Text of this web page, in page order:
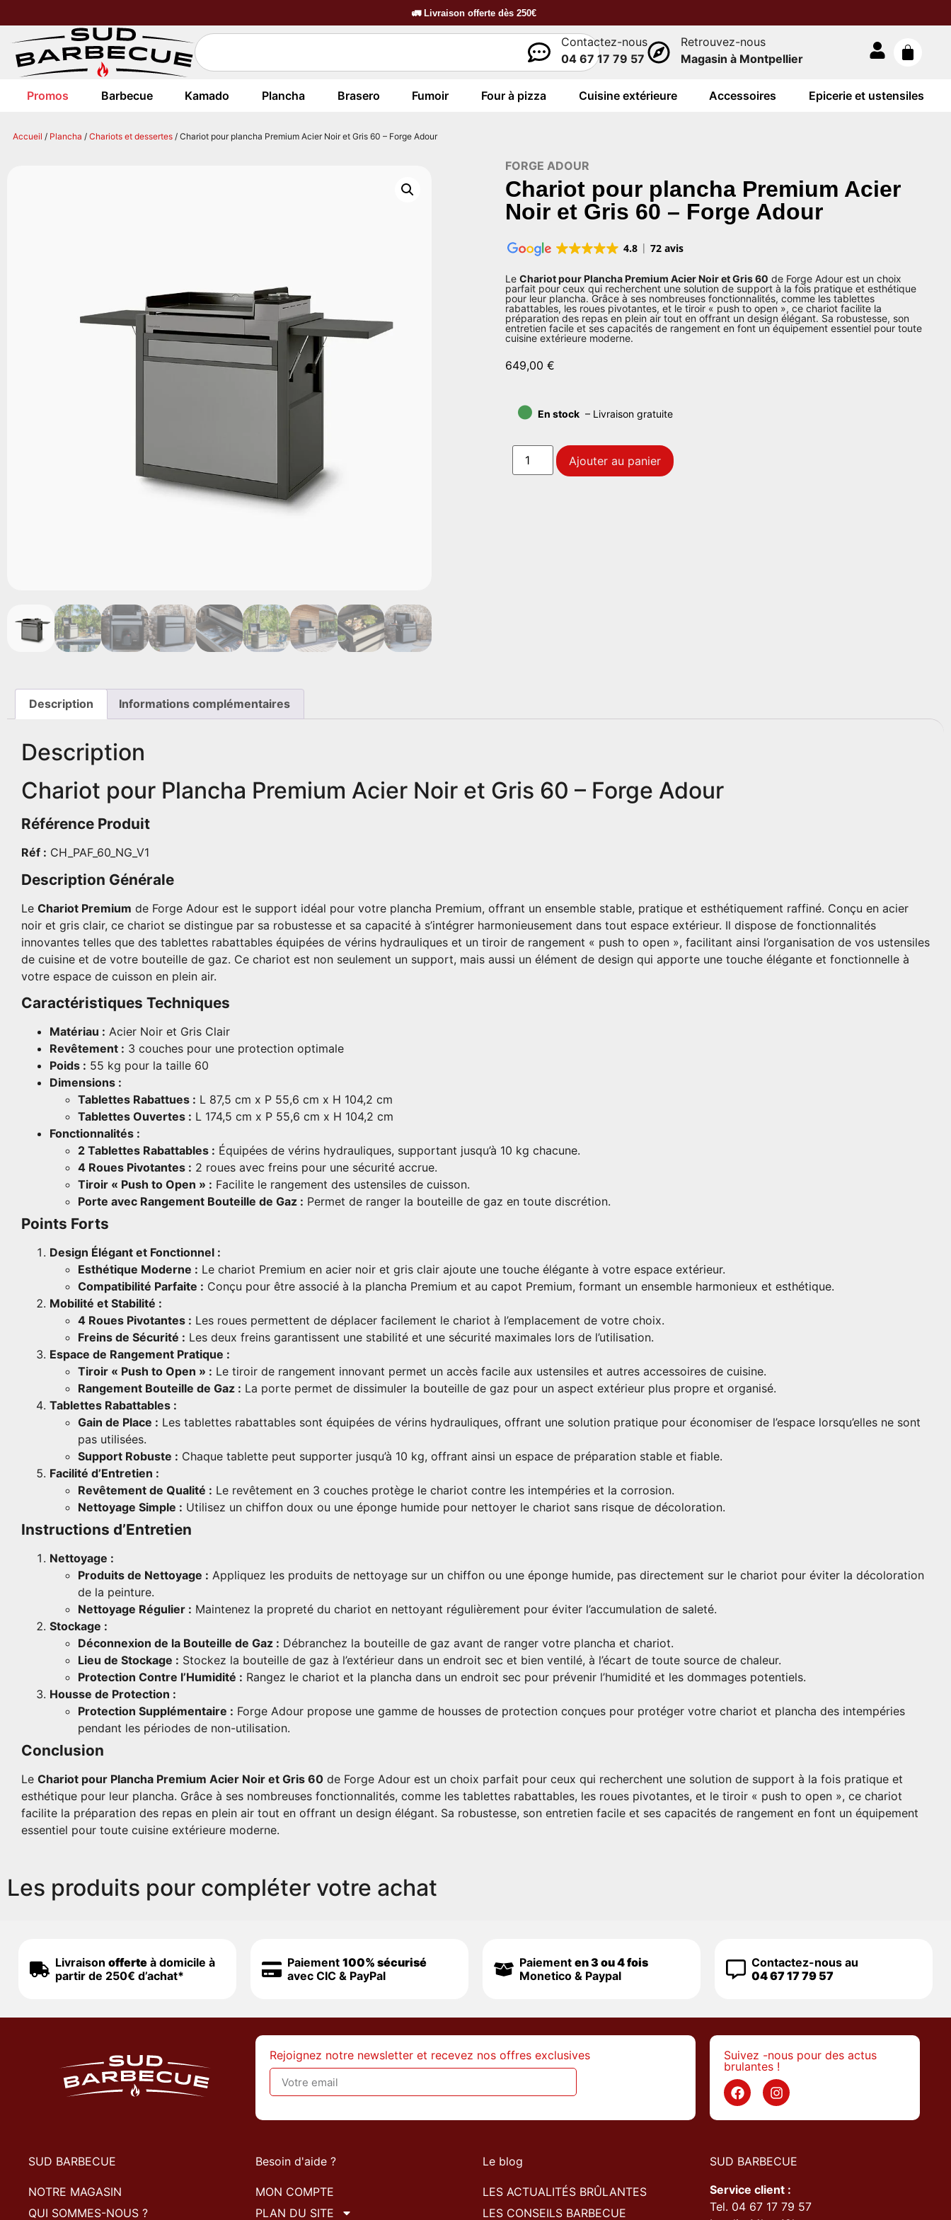
🚛 Livraison offerte dès 250€
Contactez-nous
04 67 17 79 57
Retrouvez-nous
Magasin à Montpellier
Promos Barbecue Kamado Plancha Brasero Fumoir Four à pizza Cuisine extérieure Accessoires Epicerie et ustensiles
Accueil / Plancha / Chariots et dessertes / Chariot pour plancha Premium Acier Noir et Gris 60 – Forge Adour
FORGE ADOUR
Chariot pour plancha Premium Acier
Noir et Gris 60 – Forge Adour
4.8 72 avis
Le Chariot pour Plancha Premium Acier Noir et Gris 60 de Forge Adour est un choix
parfait pour ceux qui recherchent une solution de support à la fois pratique et esthétique
pour leur plancha. Grâce à ses nombreuses fonctionnalités, comme les tablettes
rabattables, les roues pivotantes, et le tiroir « push to open », ce chariot facilite la
préparation des repas en plein air tout en offrant un design élégant. Sa robustesse, son
entretien facile et ses capacités de rangement en font un équipement essentiel pour toute
cuisine extérieure moderne.
649,00 €
• En stock – Livraison gratuite
Ajouter au panier
Description Informations complémentaires
Description
Chariot pour Plancha Premium Acier Noir et Gris 60 – Forge Adour
Référence Produit
Réf : CH_PAF_60_NG_V1
Description Générale
Le Chariot Premium de Forge Adour est le support idéal pour votre plancha Premium, offrant un ensemble stable, pratique et esthétiquement raffiné. Conçu en acier
noir et gris clair, ce chariot se distingue par sa robustesse et sa capacité à s’intégrer harmonieusement dans tout espace extérieur. Il dispose de fonctionnalités
innovantes telles que des tablettes rabattables équipées de vérins hydrauliques et un tiroir de rangement « push to open », facilitant ainsi l’organisation de vos ustensiles
de cuisine et de votre bouteille de gaz. Ce chariot est non seulement un support, mais aussi un élément de design qui apporte une touche élégante et fonctionnelle à
votre espace de cuisson en plein air.
Caractéristiques Techniques
Matériau : Acier Noir et Gris Clair
Revêtement : 3 couches pour une protection optimale
Poids : 55 kg pour la taille 60
Dimensions :
Tablettes Rabattues : L 87,5 cm x P 55,6 cm x H 104,2 cm
Tablettes Ouvertes : L 174,5 cm x P 55,6 cm x H 104,2 cm
Fonctionnalités :
2 Tablettes Rabattables : Équipées de vérins hydrauliques, supportant jusqu’à 10 kg chacune.
4 Roues Pivotantes : 2 roues avec freins pour une sécurité accrue.
Tiroir « Push to Open » : Facilite le rangement des ustensiles de cuisson.
Porte avec Rangement Bouteille de Gaz : Permet de ranger la bouteille de gaz en toute discrétion.
Points Forts
Design Élégant et Fonctionnel :
Esthétique Moderne : Le chariot Premium en acier noir et gris clair ajoute une touche élégante à votre espace extérieur.
Compatibilité Parfaite : Conçu pour être associé à la plancha Premium et au capot Premium, formant un ensemble harmonieux et esthétique.
Mobilité et Stabilité :
4 Roues Pivotantes : Les roues permettent de déplacer facilement le chariot à l’emplacement de votre choix.
Freins de Sécurité : Les deux freins garantissent une stabilité et une sécurité maximales lors de l’utilisation.
Espace de Rangement Pratique :
Tiroir « Push to Open » : Le tiroir de rangement innovant permet un accès facile aux ustensiles et autres accessoires de cuisine.
Rangement Bouteille de Gaz : La porte permet de dissimuler la bouteille de gaz pour un aspect extérieur plus propre et organisé.
Tablettes Rabattables :
Gain de Place : Les tablettes rabattables sont équipées de vérins hydrauliques, offrant une solution pratique pour économiser de l’espace lorsqu’elles ne sont
pas utilisées.
Support Robuste : Chaque tablette peut supporter jusqu’à 10 kg, offrant ainsi un espace de préparation stable et fiable.
Facilité d’Entretien :
Revêtement de Qualité : Le revêtement en 3 couches protège le chariot contre les intempéries et la corrosion.
Nettoyage Simple : Utilisez un chiffon doux ou une éponge humide pour nettoyer le chariot sans risque de décoloration.
Instructions d’Entretien
Nettoyage :
Produits de Nettoyage : Appliquez les produits de nettoyage sur un chiffon ou une éponge humide, pas directement sur le chariot pour éviter la décoloration
de la peinture.
Nettoyage Régulier : Maintenez la propreté du chariot en nettoyant régulièrement pour éviter l’accumulation de saleté.
Stockage :
Déconnexion de la Bouteille de Gaz : Débranchez la bouteille de gaz avant de ranger votre plancha et chariot.
Lieu de Stockage : Stockez la bouteille de gaz à l’extérieur dans un endroit sec et bien ventilé, à l’écart de toute source de chaleur.
Protection Contre l’Humidité : Rangez le chariot et la plancha dans un endroit sec pour prévenir l’humidité et les dommages potentiels.
Housse de Protection :
Protection Supplémentaire : Forge Adour propose une gamme de housses de protection conçues pour protéger votre chariot et plancha des intempéries
pendant les périodes de non-utilisation.
Conclusion
Le Chariot pour Plancha Premium Acier Noir et Gris 60 de Forge Adour est un choix parfait pour ceux qui recherchent une solution de support à la fois pratique et
esthétique pour leur plancha. Grâce à ses nombreuses fonctionnalités, comme les tablettes rabattables, les roues pivotantes, et le tiroir « push to open », ce chariot
facilite la préparation des repas en plein air tout en offrant un design élégant. Sa robustesse, son entretien facile et ses capacités de rangement en font un équipement
essentiel pour toute cuisine extérieure moderne.
Les produits pour compléter votre achat
Livraison offerte à domicile à
partir de 250€ d’achat*
Paiement 100% sécurisé
avec CIC & PayPal
Paiement en 3 ou 4 fois
Monetico & Paypal
Contactez-nous au
04 67 17 79 57
Rejoignez notre newsletter et recevez nos offres exclusives
Suivez -nous pour des actus
brulantes !
SUD BARBECUE
NOTRE MAGASIN
QUI SOMMES-NOUS ?
Besoin d'aide ?
MON COMPTE
PLAN DU SITE
Le blog
LES ACTUALITÉS BRÛLANTES
LES CONSEILS BARBECUE
SUD BARBECUE
Service client :
Tel. 04 67 17 79 57